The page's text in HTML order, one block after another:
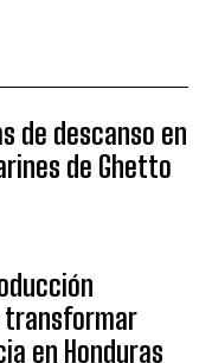
de descanso en
de Ghetto
transformar
en Honduras